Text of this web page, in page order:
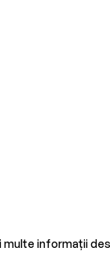
multe informații